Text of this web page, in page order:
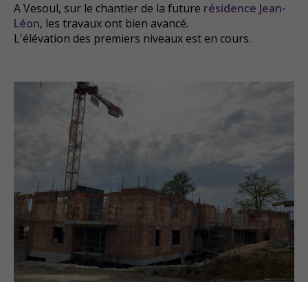
A Vesoul, sur le chantier de la future résidence Jean-
Léon, les travaux ont bien avancé.
L'élévation des premiers niveaux est en cours.